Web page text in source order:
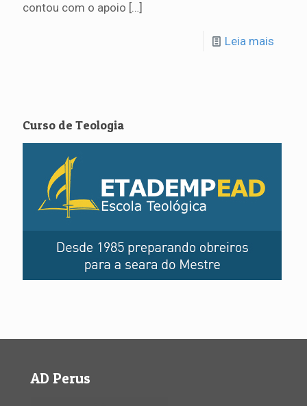
contou com o apoio […]
Leia mais
Curso de Teologia
AD Perus